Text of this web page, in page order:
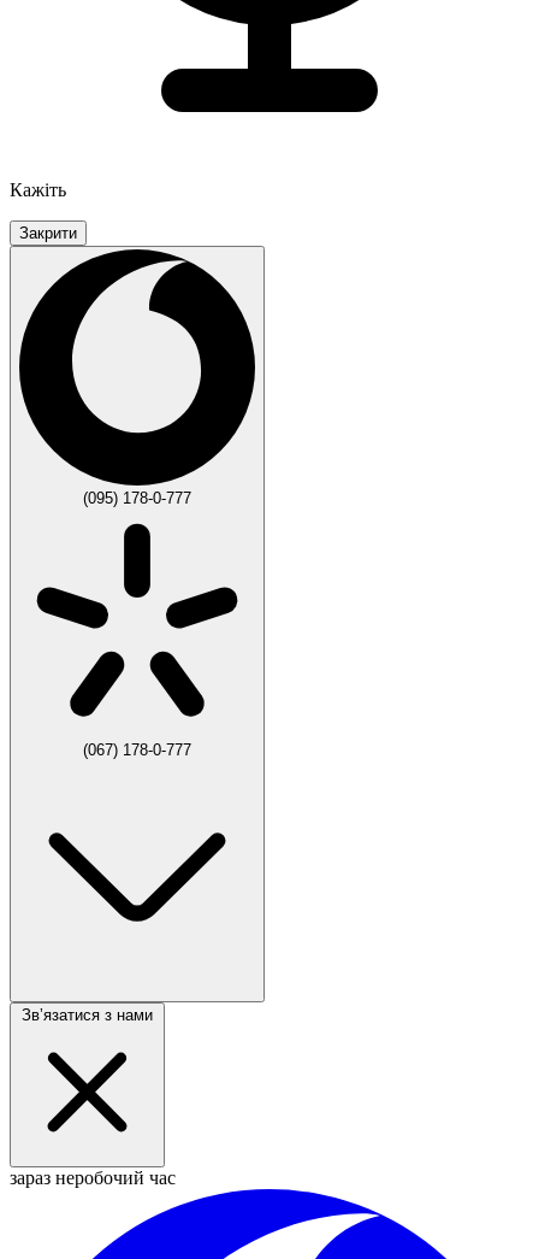
Кажіть
Закрити
(095) 178-0-777
(067) 178-0-777
Звʼязатися з нами
зараз неробочий час